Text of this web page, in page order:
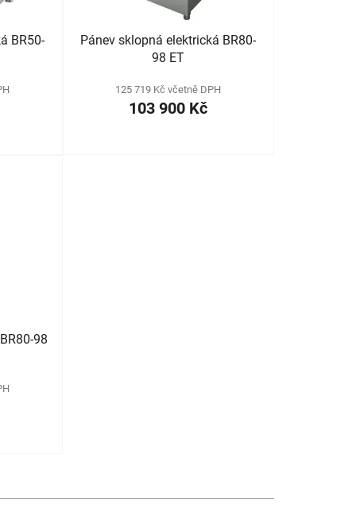
BR50-
Pánev sklopná elektrická BR80-
98 ET
125 719 Kč včetně DPH
103 900 Kč
98